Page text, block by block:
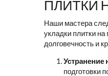
ПЛИТКИ
Наши мастера
укладки плитки
долговечность и
Устранение
подготовки